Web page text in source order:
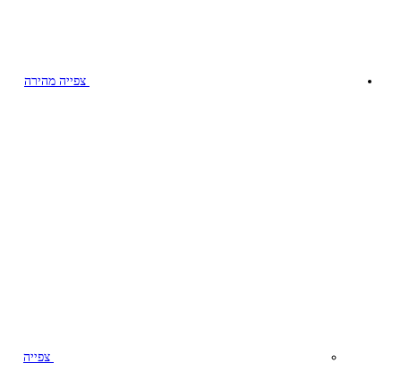
צפייה מהירה
צפייה